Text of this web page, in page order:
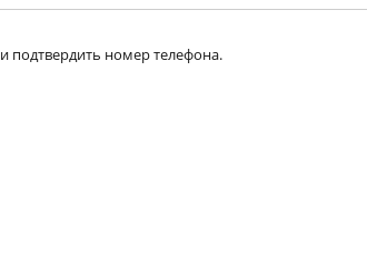
и подтвердить номер телефона.